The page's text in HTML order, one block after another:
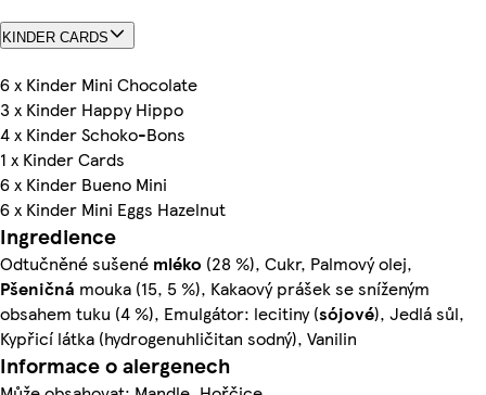
KINDER CARDS
6 x Kinder Mini Chocolate
3 x Kinder Happy Hippo
4 x Kinder Schoko-Bons
1 x Kinder Cards
6 x Kinder Bueno Mini
6 x Kinder Mini Eggs Hazelnut
Ingredience
Odtučněné sušené mléko (28 %), Cukr, Palmový olej,
Pšeničná mouka (15, 5 %), Kakaový prášek se sníženým
obsahem tuku (4 %), Emulgátor: lecitiny (sójové), Jedlá sůl,
Kypřicí látka (hydrogenuhličitan sodný), Vanilin
Informace o alergenech